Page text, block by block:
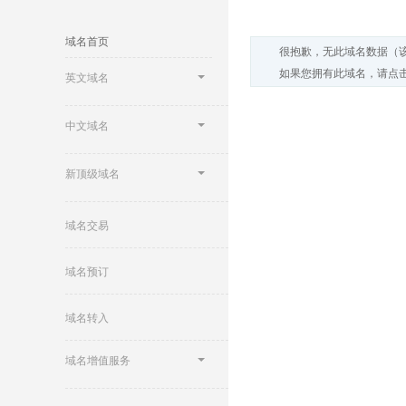
域名首页
英文域名
中文域名
新顶级域名
域名交易
域名预订
域名转入
域名增值服务
很抱歉，无此域名数据（
如果您拥有此域名，请点